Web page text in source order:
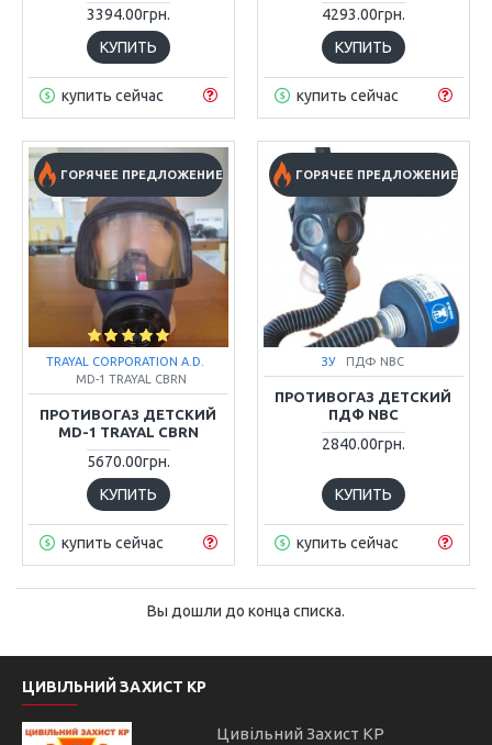
3394.00грн.
КУПИТЬ
купить сейчас
4293.00грн.
КУПИТЬ
купить сейчас
ГОРЯЧЕЕ ПРЕДЛОЖЕНИЕ
TRAYAL CORPORATION A.D.
MD-1 TRAYAL CBRN
ПРОТИВОГАЗ ДЕТСКИЙ
MD-1 TRAYAL CBRN
5670.00грн.
КУПИТЬ
купить сейчас
ГОРЯЧЕЕ ПРЕДЛОЖЕНИЕ
ЗУ ПДФ NBC
ПРОТИВОГАЗ ДЕТСКИЙ
ПДФ NBC
2840.00грн.
КУПИТЬ
купить сейчас
Вы дошли до конца списка.
ЦИВІЛЬНИЙ ЗАХИСТ КР
Цивільний Захист КР